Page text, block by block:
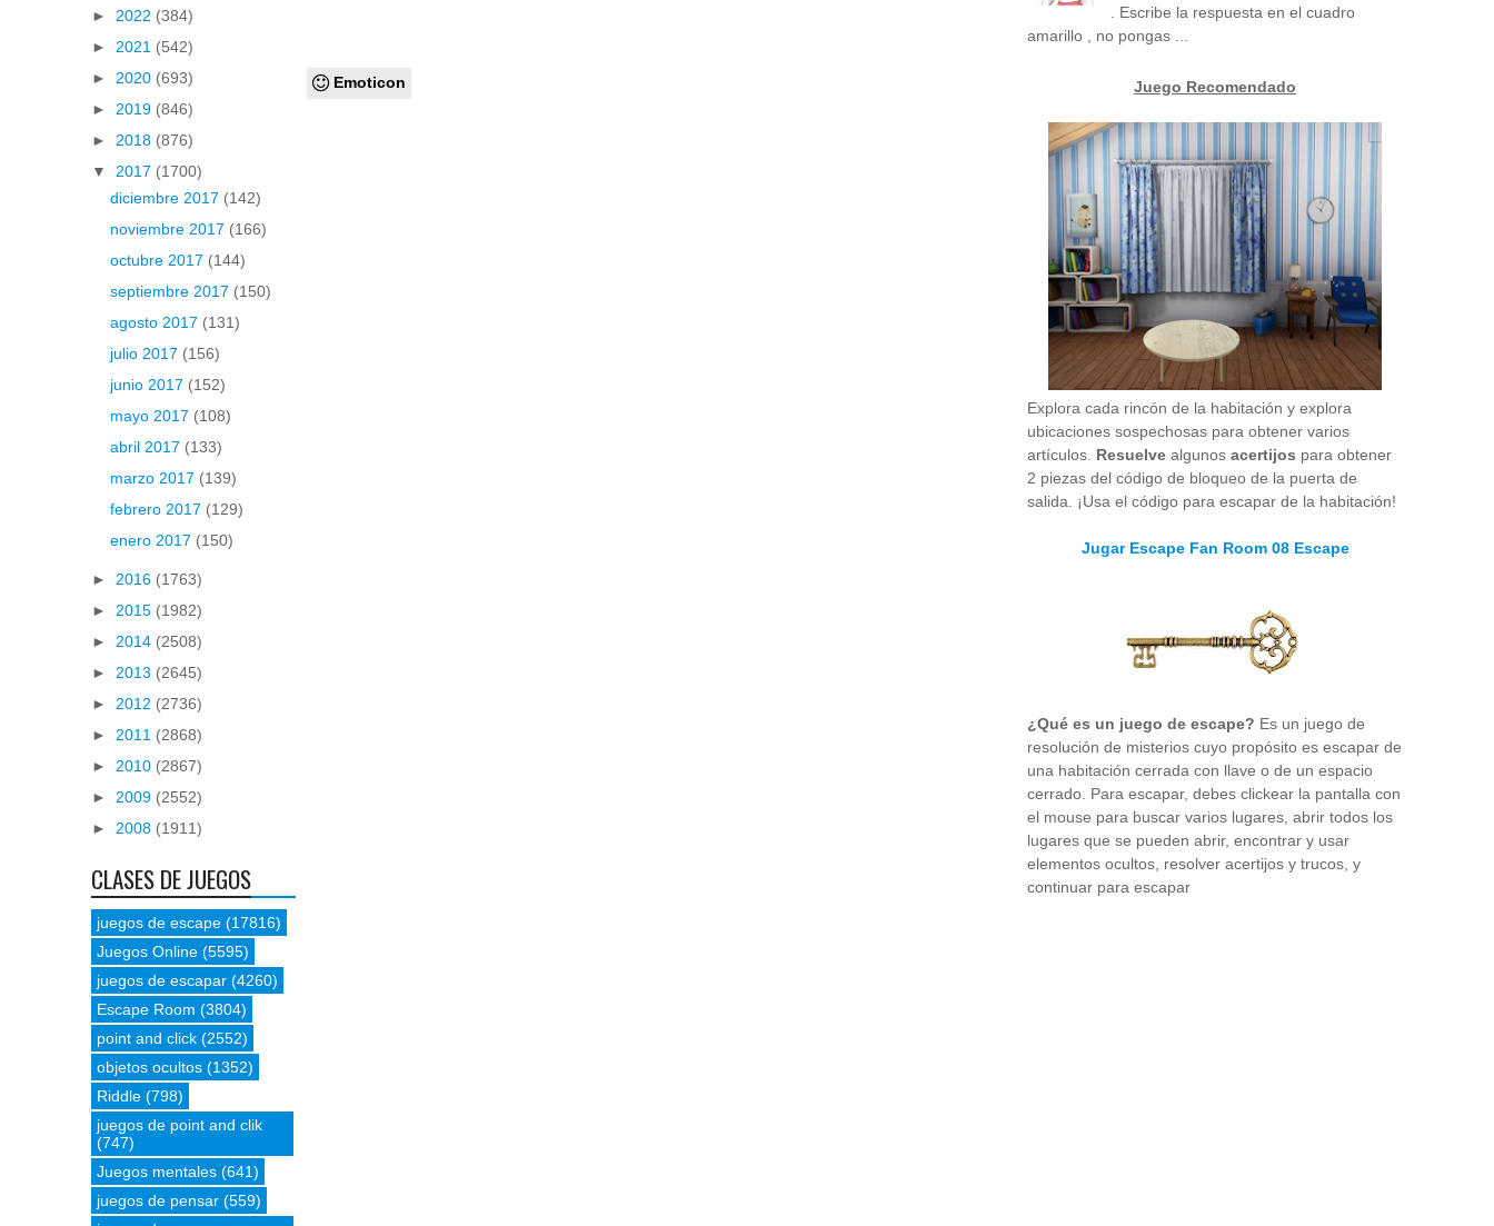
Emoticon
► 2022 (384)
► 2021 (542)
► 2020 (693)
► 2019 (846)
► 2018 (876)
▼ 2017 (1700)
diciembre 2017 (142)
noviembre 2017 (166)
octubre 2017 (144)
septiembre 2017 (150)
agosto 2017 (131)
julio 2017 (156)
junio 2017 (152)
mayo 2017 (108)
abril 2017 (133)
marzo 2017 (139)
febrero 2017 (129)
enero 2017 (150)
► 2016 (1763)
► 2015 (1982)
► 2014 (2508)
► 2013 (2645)
► 2012 (2736)
► 2011 (2868)
► 2010 (2867)
► 2009 (2552)
► 2008 (1911)
CLASES DE JUEGOS
juegos de escape (17816)
Juegos Online (5595)
juegos de escapar (4260)
Escape Room (3804)
point and click (2552)
objetos ocultos (1352)
Riddle (798)
juegos de point and clik
(747)
Juegos mentales (641)
juegos de pensar (559)
. Escribe la respuesta en el cuadro
amarillo , no pongas ...
Juego Recomendado
Explora cada rincón de la habitación y explora
ubicaciones sospechosas para obtener varios
artículos. Resuelve algunos acertijos para obtener
2 piezas del código de bloqueo de la puerta de
salida. ¡Usa el código para escapar de la habitación!
Jugar Escape Fan Room 08 Escape
¿Qué es un juego de escape? Es un juego de
resolución de misterios cuyo propósito es escapar de
una habitación cerrada con llave o de un espacio
cerrado. Para escapar, debes clickear la pantalla con
el mouse para buscar varios lugares, abrir todos los
lugares que se pueden abrir, encontrar y usar
elementos ocultos, resolver acertijos y trucos, y
continuar para escapar